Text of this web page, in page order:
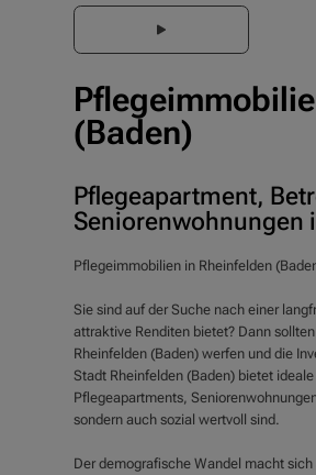
(Baden)
Pflegeapartment,
Seniorenwohnungen
Pflegeimmobilien in Rheinfelden
Sie sind auf der Suche nach einer
attraktive Renditen bietet? Dann
Rheinfelden (Baden) werfen und die
Stadt Rheinfelden (Baden) bietet
Pflegeapartments,
sondern auch sozial wertvoll sind.
Der demografische Wandel macht